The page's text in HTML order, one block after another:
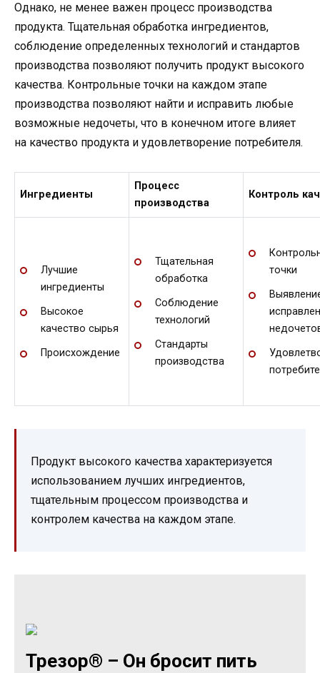
Однако, не менее важен процесс производства
продукта. Тщательная обработка ингредиентов,
соблюдение определенных технологий и стандартов
производства позволяют получить продукт высокого
качества. Контрольные точки на каждом этапе
производства позволяют найти и исправить любые
возможные недочеты, что в конечном итоге влияет
на качество продукта и удовлетворение потребителя.
Ингредиенты
Процесс
производства
Контроль
Лучшие
ингредиенты
Высокое
качество сырья
Происхождение
Тщательная
обработка
Соблюдение
технологий
Стандарты
производства
точки
Продукт высокого качества характеризуется
использованием лучших ингредиентов,
тщательным процессом производства и
контролем качества на каждом этапе.
Трезор® – Он бросит пить